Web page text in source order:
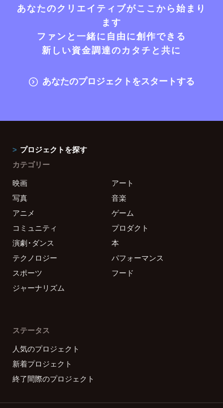
あなたのクリエイティブがここから始まり
ます
ファンと一緒に自由に創作できる
新しい資金調達のカタチと共に
あなたのプロジェクトをスタートする
プロジェクトを探す
カテゴリー
映画
アート
写真
音楽
アニメ
ゲーム
コミュニティ
プロダクト
演劇・ダンス
本
テクノロジー
パフォーマンス
スポーツ
フード
ジャーナリズム
ステータス
人気のプロジェクト
新着プロジェクト
終了間際のプロジェクト